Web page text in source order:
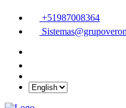
+51987008364